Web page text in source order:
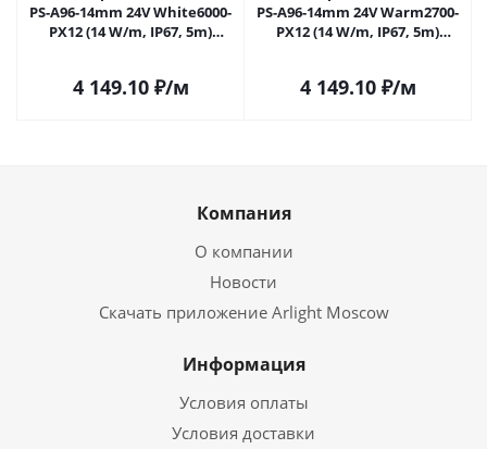
PS-A96-14mm 24V White6000-
PX12 (14 W/m, IP67, 5m)
4 149.10₽/м
PS-A96-14mm 24V Warm2700-
PX12 (14 W/m, IP67, 5m)
4 149.10₽/м
Компания
О компании
Новости
Скачать приложение Arlight Moscow
Информация
Условия оплаты
Условия доставки